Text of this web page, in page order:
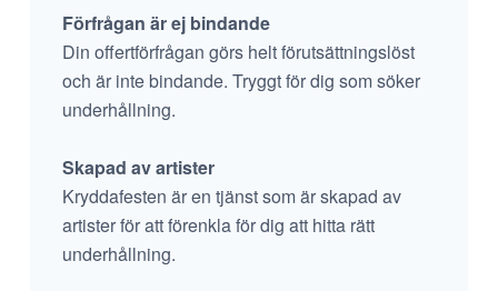
Förfrågan är ej bindande
Din offertförfrågan görs helt förutsättningslöst
och är inte bindande. Tryggt för dig som söker
underhållning.
Skapad av artister
Kryddafesten är en tjänst som är skapad av
artister för att förenkla för dig att hitta rätt
underhållning.